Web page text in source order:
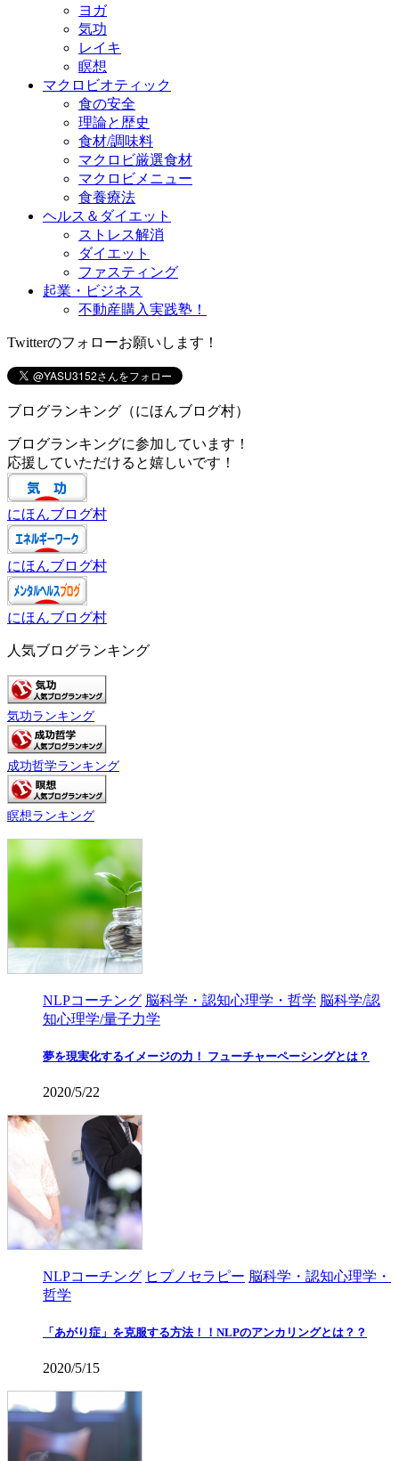
ヨガ
気功
レイキ
瞑想
マクロビオティック
食の安全
理論と歴史
食材/調味料
マクロビ厳選食材
マクロビメニュー
食養療法
ヘルス＆ダイエット
ストレス解消
ダイエット
ファスティング
起業・ビジネス
不動産購入実践塾！
Twitterのフォローお願いします！
ブログランキング（にほんブログ村）
ブログランキングに参加しています！
応援していただけると嬉しいです！
にほんブログ村
にほんブログ村
にほんブログ村
人気ブログランキング
気功ランキング
成功哲学ランキング
瞑想ランキング
NLPコーチング 脳科学・認知心理学・哲学 脳科学/認
知心理学/量子力学
夢を現実化するイメージの力！ フューチャーペーシングとは？
2020/5/22
NLPコーチング ヒプノセラピー 脳科学・認知心理学・
哲学
「あがり症」を克服する方法！！NLPのアンカリングとは？？
2020/5/15